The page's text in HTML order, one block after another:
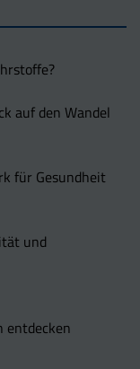
auf den Wandel
für Gesundheit
und
entdecken